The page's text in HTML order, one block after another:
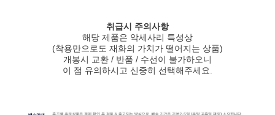
취급시 주의사항
해당 제품은 악세사리 특성상
(착용만으로도 재화의 가치가 떨어지는 상품)
개봉시 교환 / 반품 / 수선이 불가하오니
이 점 유의하시고 신중히 선택해주세요.